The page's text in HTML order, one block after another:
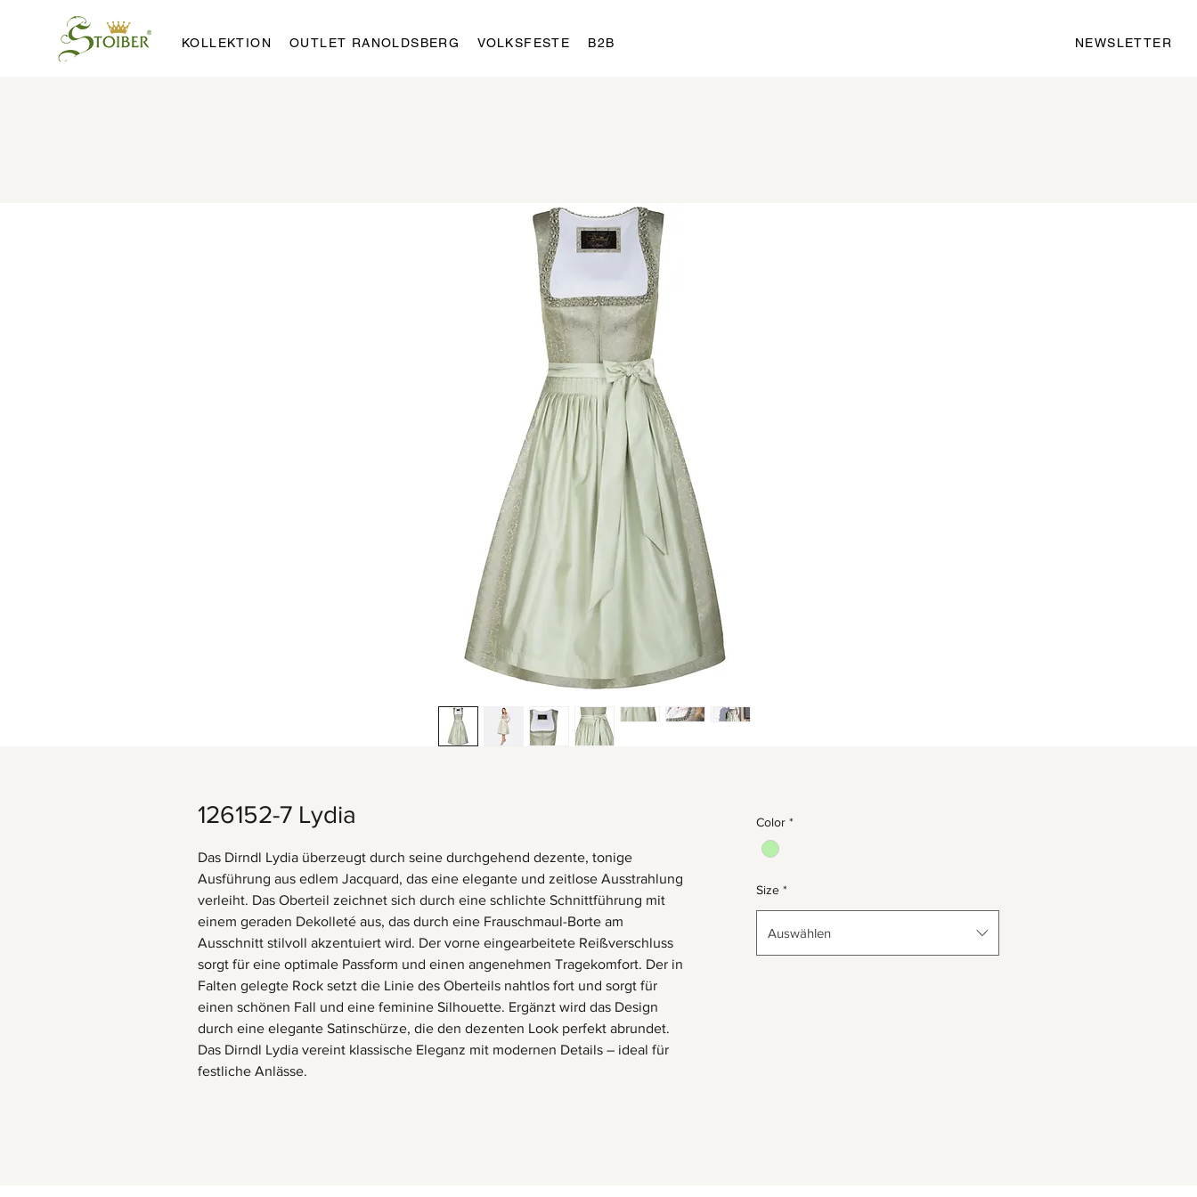
KOLLEKTION OUTLET RANOLDSBERG VOLKSFESTE B2B NEWSLETTER
126152-7 Lydia
Das Dirndl Lydia überzeugt durch seine durchgehend dezente, tonige
Ausführung aus edlem Jacquard, das eine elegante und zeitlose Ausstrahlung
verleiht. Das Oberteil zeichnet sich durch eine schlichte Schnittführung mit
einem geraden Dekolleté aus, das durch eine Frauschmaul-Borte am
Ausschnitt stilvoll akzentuiert wird. Der vorne eingearbeitete Reißverschluss
sorgt für eine optimale Passform und einen angenehmen Tragekomfort. Der in
Falten gelegte Rock setzt die Linie des Oberteils nahtlos fort und sorgt für
einen schönen Fall und eine feminine Silhouette. Ergänzt wird das Design
durch eine elegante Satinschürze, die den dezenten Look perfekt abrundet.
Das Dirndl Lydia vereint klassische Eleganz mit modernen Details – ideal für
festliche Anlässe.
Color *
Size *
Auswählen